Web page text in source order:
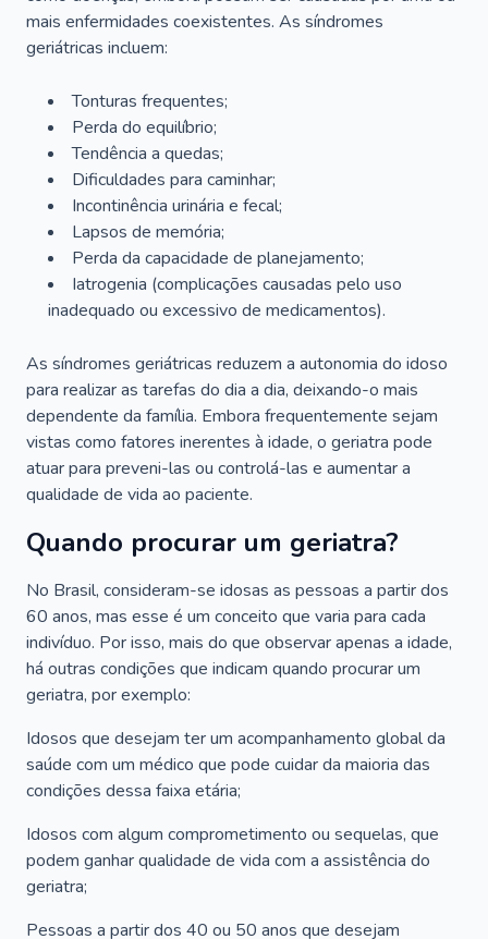
mais enfermidades coexistentes. As síndromes
geriátricas incluem:
Tonturas frequentes;
Perda do equilíbrio;
Tendência a quedas;
Dificuldades para caminhar;
Incontinência urinária e fecal;
Lapsos de memória;
Perda da capacidade de planejamento;
Iatrogenia (complicações causadas pelo uso
inadequado ou excessivo de medicamentos).
As síndromes geriátricas reduzem a autonomia do idoso
para realizar as tarefas do dia a dia, deixando-o mais
dependente da família. Embora frequentemente sejam
vistas como fatores inerentes à idade, o geriatra pode
atuar para preveni-las ou controlá-las e aumentar a
qualidade de vida ao paciente.
Quando procurar um geriatra?
No Brasil, consideram-se idosas as pessoas a partir dos
60 anos, mas esse é um conceito que varia para cada
indivíduo. Por isso, mais do que observar apenas a idade,
há outras condições que indicam quando procurar um
geriatra, por exemplo:
Idosos que desejam ter um acompanhamento global da
saúde com um médico que pode cuidar da maioria das
condições dessa faixa etária;
Idosos com algum comprometimento ou sequelas, que
podem ganhar qualidade de vida com a assistência do
geriatra;
Pessoas a partir dos 40 ou 50 anos que desejam